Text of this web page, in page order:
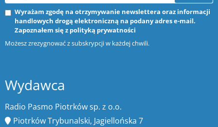
Wyrażam zgodę na otrzymywanie newslettera oraz informacji
handlowych drogą elektroniczną na podany adres e-mail.
Zapoznałem się z polityką prywatności
Możesz zrezygnować z subskrypcji w każdej chwili.
Wydawca
Radio Pasmo Piotrków sp. z o.o.
Piotrków Trybunalski, Jagiellońska 7